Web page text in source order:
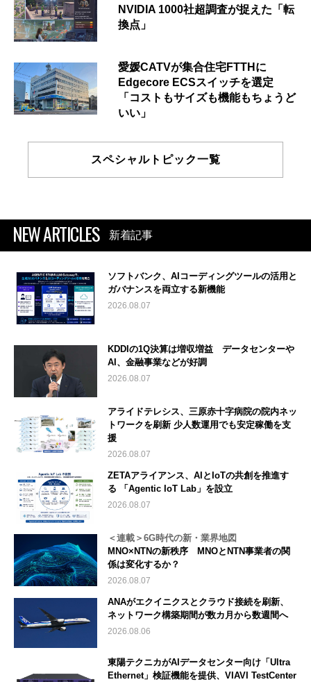
NVIDIA 1000社超調査が捉えた「転
換点」
愛媛CATVが集合住宅FTTHに
Edgecore ECSスイッチを選定
「コストもサイズも機能もちょうど
いい」
スペシャルトピック一覧
NEW ARTICLES 新着記事
ソフトバンク、AIコーディングツールの活用と
ガバナンスを両立する新機能
2026.08.07
KDDIの1Q決算は増収増益 データセンターや
AI、金融事業などが好調
2026.08.07
アライドテレシス、三原赤十字病院の院内ネッ
トワークを刷新 少人数運用でも安定稼働を支
援
2026.08.07
ZETAアライアンス、AIとIoTの共創を推進す
る 「Agentic IoT Lab」を設立
2026.08.07
＜連載＞6G時代の新・業界地図
MNO×NTNの新秩序 MNOとNTN事業者の関
係は変化するか？
2026.08.07
ANAがエクイニクスとクラウド接続を刷新、
ネットワーク構築期間が数カ月から数週間へ
2026.08.06
東陽テクニカがAIデータセンター向け「Ultra
Ethernet」検証機能を提供、VIAVI TestCenter